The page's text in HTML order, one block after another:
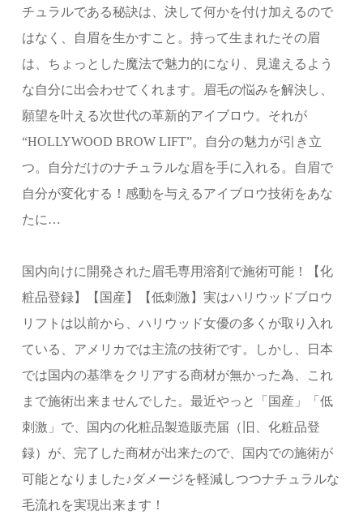
チュラルである秘訣は、決して何かを付け加えるので
はなく、自眉を生かすこと。持って生まれたその眉
は、ちょっとした魔法で魅力的になり、見違えるよう
な自分に出会わせてくれます。眉毛の悩みを解決し、
願望を叶える次世代の革新的アイブロウ。それが
“HOLLYWOOD BROW LIFT”。自分の魅力が引き立
つ。自分だけのナチュラルな眉を手に入れる。自眉で
自分が変化する！感動を与えるアイブロウ技術をあな
たに…
国内向けに開発された眉毛専用溶剤で施術可能！【化
粧品登録】【国産】【低刺激】実はハリウッドブロウ
リフトは以前から、ハリウッド女優の多くが取り入れ
ている、アメリカでは主流の技術です。しかし、日本
では国内の基準をクリアする商材が無かった為、これ
まで施術出来ませんでした。最近やっと「国産」「低
刺激」で、国内の化粧品製造販売届（旧、化粧品登
録）が、完了した商材が出来たので、国内での施術が
可能となりました♪ダメージを軽減しつつナチュラルな
毛流れを実現出来ます！